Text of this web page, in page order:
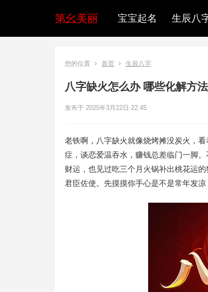
第幺美丽 宝宝起名 生辰八
您的位置 首页 生辰八字
八字缺火怎么办 哪些化解方
发布于 2025年3月22日 22:45
老铁啊，八字缺火就像烧烤摊没炭火，
症，谈恋爱温吞水，赚钱总差临门一脚
财运，也见过吃三个月火锅补出桃花运
君臣佐使。先摸摸你手心是不是常年发凉